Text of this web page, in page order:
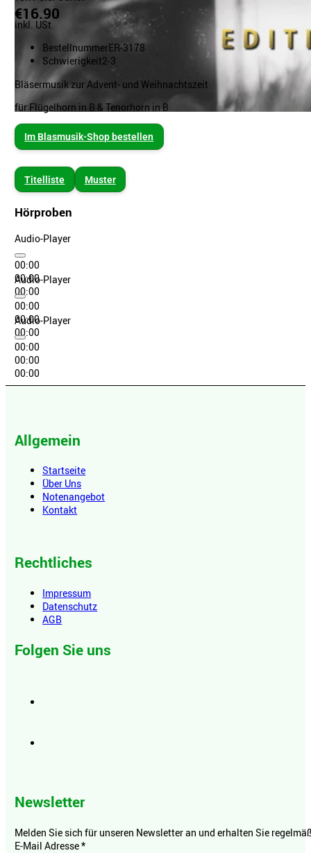
€16.90
inkl. USt.
BestellnummerER-3178
Schwierigkeit2-3
Bläsermusik zur Advent- und Weihnachtszeit
für Flügelhorn in B & Tenorhorn in B
Im Blasmusik-Shop bestellen
Titelliste Muster
Hörproben
Audio-Player
00:00
00:00
00:00
Audio-Player
00:00
00:00
00:00
Audio-Player
00:00
00:00
00:00
Allgemein
Startseite
Über Uns
Notenangebot
Kontakt
Rechtliches
Impressum
Datenschutz
AGB
Folgen Sie uns
Newsletter
Melden Sie sich für unseren Newsletter an und erhalten Sie
E-Mail Adresse*